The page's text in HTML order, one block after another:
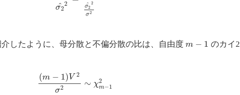
σ2
^ 2 σ2
^ 2
σ2
介したように、母分散と不偏分散の比は、自由度m − 1 のカイ2
(m − 1)V 2
σ2 ∼ χ2
m−1